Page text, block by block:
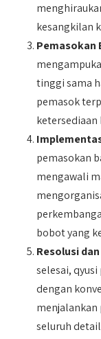
kesangkilan
Pemasokan
tinggi sama
pemasok
ketersediaan
pemasokan
mengawali
bobot yang
Resolusi
selesai,
dengan
menjalankan
seluruh